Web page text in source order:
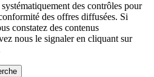
des contrôles pour
des offres diffusées. Si
constatez des contenus
nous le signaler en cliquant sur